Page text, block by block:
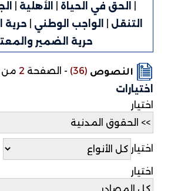
الحق في الحياة | الأهلية |
التنقل | الواجب الوطني | حرية
حرية الضمير
النصوص (36)
-الصفحة2 من 4
اختيارات
اختيار
اختيار
اختيار